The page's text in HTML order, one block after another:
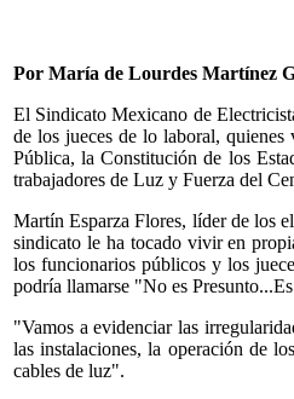
Por María de Lourdes Martínez
El Sindicato Mexicano de
de los jueces de lo laboral,
Pública, la Constitución de los
trabajadores de Luz y Fuerza del
Martín Esparza Flores, líder de los
sindicato le ha tocado vivir en
los funcionarios públicos y los
podría llamarse "No es
"Vamos a evidenciar las
las instalaciones, la operación de
cables de luz".